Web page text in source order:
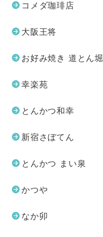
コメダ珈琲店
大阪王将
お好み焼き 道とん堀
幸楽苑
とんかつ和幸
新宿さぼてん
とんかつ まい泉
かつや
なか卯